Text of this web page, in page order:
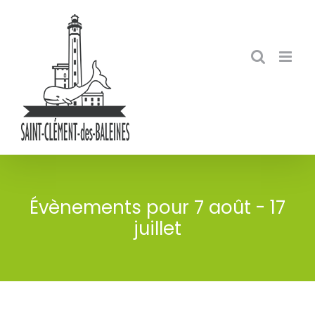
Évènements pour 7 août - 17
juillet